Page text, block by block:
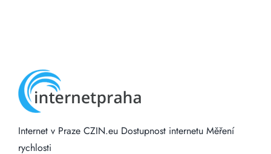
Internet v Praze CZIN.eu Dostupnost internetu Měření
rychlosti